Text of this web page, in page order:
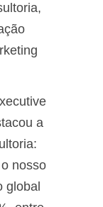
a
nosso
global